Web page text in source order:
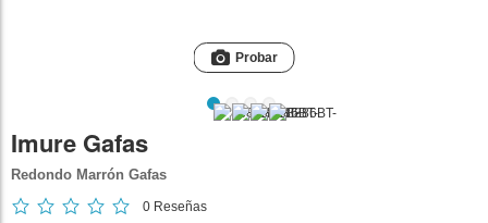
Probar
Imure Gafas
Redondo Marrón Gafas
0 Reseñas